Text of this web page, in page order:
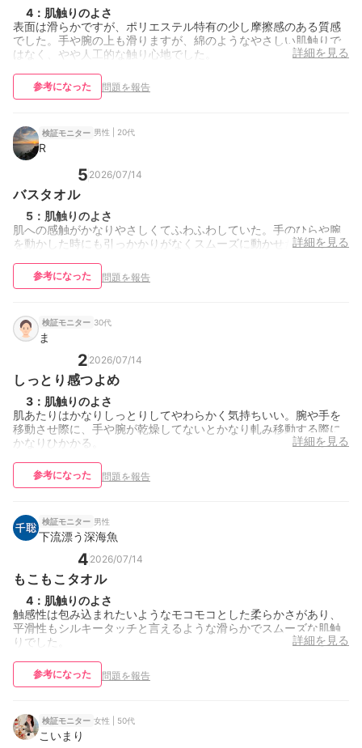
4 ： 肌触りのよさ
表面は滑らかですが、ポリエステル特有の少し摩擦感のある質感
でした。手や腕の上も滑りますが、綿のようなやさしい肌触りで
はなく、やや人工的な触り心地でした。
詳細を見る
参考になった 問題を報告
検証モニター 男性 | 20代
R
5 2026/07/14
バスタオル
5 ： 肌触りのよさ
肌への感触がかなりやさしくてふわふわしていた。手のひらや腕
を動かした時にも引っかかりがなくスムーズに動かせた。詳細を見る
参考になった 問題を報告
検証モニター 30代
ま
2 2026/07/14
しっとり感つよめ
3 ： 肌触りのよさ
肌あたりはかなりしっとりしてやわらかく気持ちいい。腕や手を
移動させ際に、手や腕が乾燥してないとかなり軋み移動する際に
かなりひかかる。
詳細を見る
参考になった 問題を報告
検証モニター 男性
下流漂う深海魚
4 2026/07/14
もこもこタオル
4 ： 肌触りのよさ
触感性は包み込まれたいようなモコモコとした柔らかさがあり、
平滑性もシルキータッチと言えるような滑らかでスムーズな肌触
りでした。
詳細を見る
参考になった 問題を報告
検証モニター 女性 | 50代
こいまり